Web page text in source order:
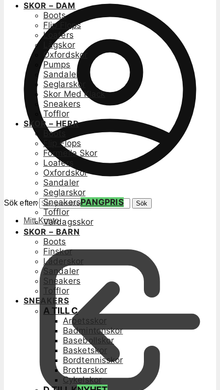
Sök efter: Sök
Mitt Konto
SKOR – DAM
Boots
Flip Flops
Loafers
Lågskor
Oxfordskor
Pumps
Sandaler
Seglarskor
Skor Med Klack
Sneakers
Tofflor
SKOR – HERR
Boots
Flip Flops
Formella Skor
Loafers
Oxfordskor
Sandaler
Seglarskor
SneakersPANGPRIS
Tofflor
Vardagsskor
SKOR – BARN
Boots
Finskor
Läderskor
Sandaler
Sneakers
Tofflor
SNEAKERS
A TILL C
Arbetsskor
Badmintonskor
Basebollskor
Basketskor
Bordtennisskor
Brottarskor
Cykelskor